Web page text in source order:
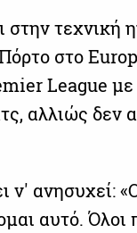
τεχνική
στο
League με
αλλιώς δεν
ν' ανησυχεί:
αυτό.